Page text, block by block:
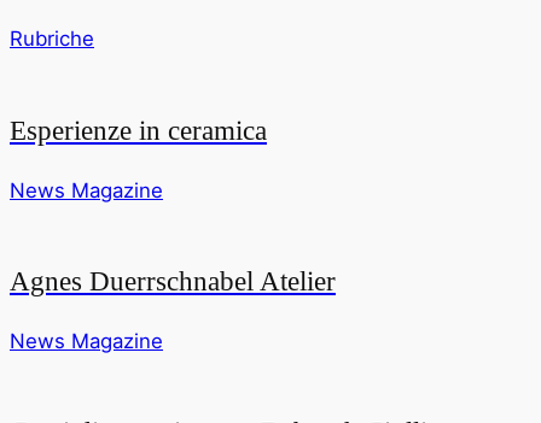
Rubriche
Esperienze in ceramica
News Magazine
Agnes Duerrschnabel Atelier
News Magazine